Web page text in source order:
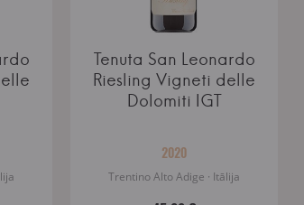
Tenuta San Leonardo
Riesling Vigneti delle
Dolomiti IGT
2020
Trentino Alto Adige · Itālija